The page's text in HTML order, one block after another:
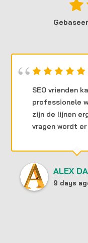
SEO vrienden
professionele
zijn de lijnen
vragen wordt
ALEX
9 days